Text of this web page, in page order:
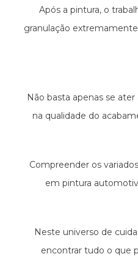
Após a pintura, o
granulação
Não basta apenas se
na qualidade do
Compreender os
em pintura
Neste universo de
encontrar tudo o que